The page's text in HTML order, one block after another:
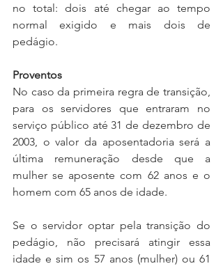
no total: dois até chegar ao tempo
normal exigido e mais dois de
pedágio.
Proventos
No caso da primeira regra de transição,
para os servidores que entraram no
serviço público até 31 de dezembro de
2003, o valor da aposentadoria será a
última remuneração desde que a
mulher se aposente com 62 anos e o
homem com 65 anos de idade.
Se o servidor optar pela transição do
pedágio, não precisará atingir essa
idade e sim os 57 anos (mulher) ou 61